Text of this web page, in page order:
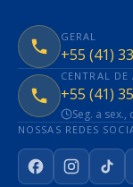
GERAL
+55 (41)
CENTRAL
+55 (41)
Seg. a sex.,
NOSSAS REDES
Facebook